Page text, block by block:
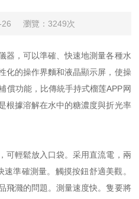
瀏覽：3249次
器，可以準確、快速地測量各種水
化的操作界麵和液晶顯示屏，使操
償功能，比傳統手持式榴莲APP网
根據溶解在水中的糖濃度與折光率
輕鬆放入口袋。采用直流電，兩
準確測量。觸摸按鈕舒適美觀。
飛濺的問題。測量速度快。隻要將